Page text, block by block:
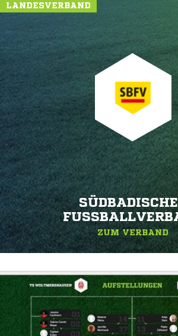
LANDESVERBAND
ZUM VERBAND